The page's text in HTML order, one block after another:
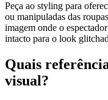
Peça ao styling para
ou manipuladas das
imagem onde o
intacto para o look
Quais
visual?